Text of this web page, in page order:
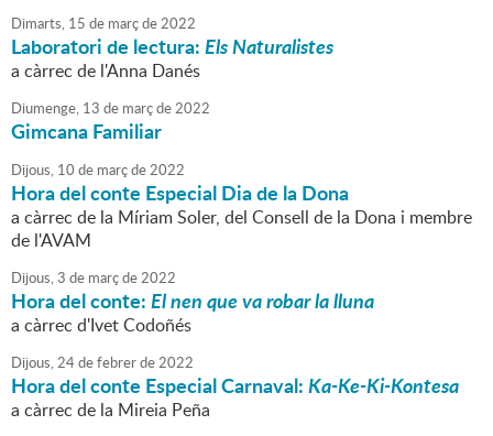
Dimarts, 15 de marçde2022
Laboratori de lectura:Els Naturalistes
a càrrec de l'Anna Danés
Diumenge, 13 de marçde2022
Gimcana Familiar
Dijous, 10 de marçde2022
Hora del conte Especial Dia de la Dona
a càrrec de la Míriam Soler, del Consell de la Dona i membre
de l'AVAM
Dijous,3 de marçde2022
Hora del conte:El nen que va robar la lluna
a càrrec d'Ivet Codoñés
Dijous,24defebrerde2022
Hora del conte Especial Carnaval:Ka-Ke-Ki-Kontesa
a càrrec de la Mireia Peña